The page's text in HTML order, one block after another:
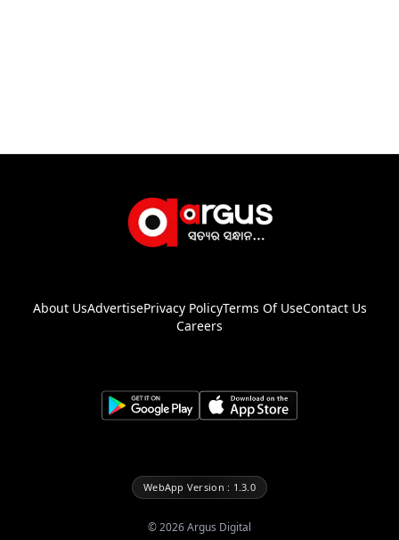
About UsAdvertisePrivacy PolicyTerms Of UseContact Us
Careers
WebApp Version : 1.3.0
©2026Argus Digital